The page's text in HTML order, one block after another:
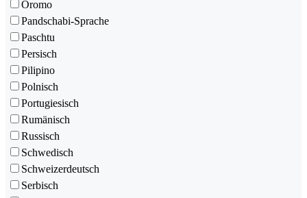
Oromo
Pandschabi-Sprache
Paschtu
Persisch
Pilipino
Polnisch
Portugiesisch
Rumänisch
Russisch
Schwedisch
Schweizerdeutsch
Serbisch